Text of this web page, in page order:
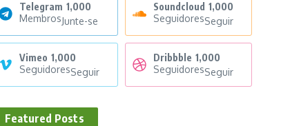
Telegram 1,000
MembrosJunte-se
Soundcloud 1,000
SeguidoresSeguir
Vimeo 1,000
SeguidoresSeguir
Dribbble 1,000
SeguidoresSeguir
Featured Posts